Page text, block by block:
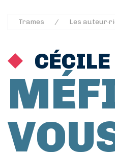
Trames Les
CÉCILE